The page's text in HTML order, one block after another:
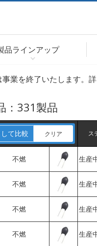
品ラインアップ
業を終了いたします。
： 331 製品
て比較 クリア ス
不燃 生産
不燃 生産
不燃 生産
不燃 生産